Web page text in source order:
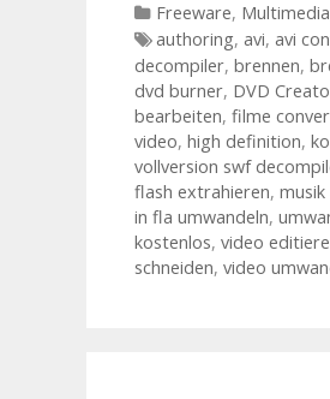
Kategorien
Freeware, Multimedia
Tags
authoring, avi, avi
decompiler, brennen,
dvd burner, DVD
bearbeiten, filme
video, high definition,
vollversion swf
flash extrahieren,
in fla umwandeln,
kostenlos, video
schneiden, video